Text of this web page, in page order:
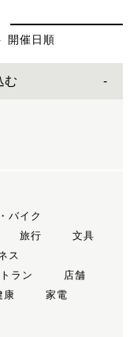
開催日順
む
バイク
旅行
文具
ス
ラン
店舗
康
家電